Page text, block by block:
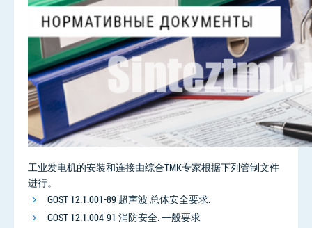
工业发电机的安装和连接由综合TMK专家根据下列管制文件
进行。
GOST 12.1.001-89 超声波 总体安全要求.
GOST 12.1.004-91 消防安全. 一般要求